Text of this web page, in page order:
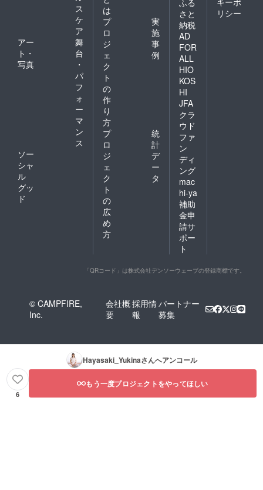
ス
ケ
ア
アー
ト・
写真
舞
台
・
パ
フ
ォ
ー
マ
ン
ス
ソー
シャ
ル
グッ
ド
は
プ
ロ
ジ
ェ
ク
ト
の
作
り
方
実
施
事
例
プ
ロ
ジ
ェ
ク
ト
の
広
め
方
統
計
デ
ー
タ
ふる
さと
納税
AD
FOR
ALL
HIO
KOS
HI
JFA
クラ
ウド
ファ
ン
ディ
ング
mac
hi-ya
補助
金申
請サ
ポー
ト
リシー
「QRコード」は株式会社デンソーウェーブの登録商標です。
© CAMPFIRE,
Inc.
会社概
要
採用情
報
パートナー
募集
Hayasaki_Yukinaさんへアンコール
6
もう一度プロジェクトをやってほしい